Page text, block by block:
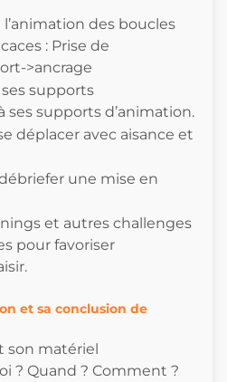
des boucles
: Prise de
>ancrage
supports
ses supports d’animation.
déplacer avec aisance et
une mise en
et autres challenges
pour favoriser
et sa conclusion de
son matériel
? Quand ? Comment ?